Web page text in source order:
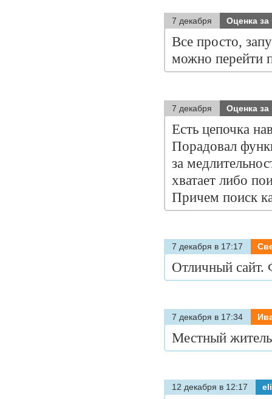
7 декабря Оценка
Все просто,
можно перейти
7 декабря Оценка
Есть цепочка
Порадовал
за
хватает либо
Причем поиск
7 декабря в 17:17
Отличный
7 декабря в 17:34
Местный
12 декабря в 12:17